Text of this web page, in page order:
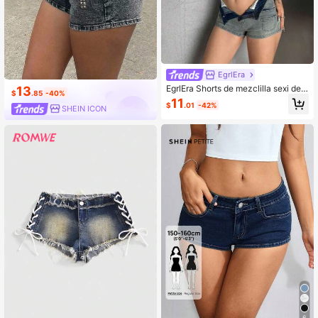
$13.85 -40%
SHEIN ICON
EgrlEra
EgrlEra Shorts de mezclilla sexi de t
alle bajo vintage retro
$11.01 -42%